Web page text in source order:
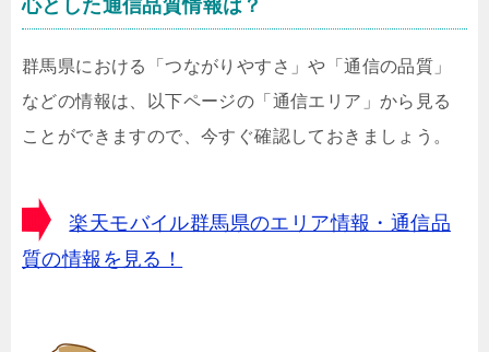
心とした通信品質情報は？
群馬県における「つながりやすさ」や「通信の品質」
などの情報は、以下ページの「通信エリア」から見る
ことができますので、今すぐ確認しておきましょう。
楽天モバイル群馬県のエリア情報・通信品
質の情報を見る！